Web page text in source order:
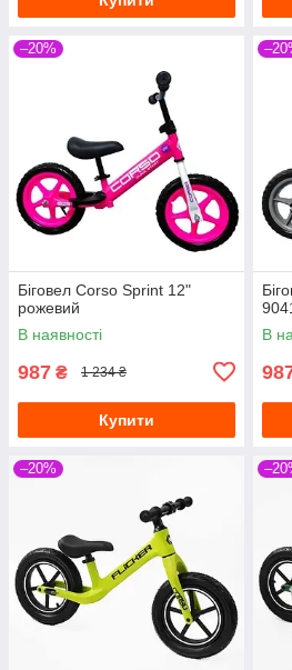
–20%
Біговел Corso Sprint 12"
рожевий
В наявності
987 ₴ 1 234 ₴
Купити
В
–20%